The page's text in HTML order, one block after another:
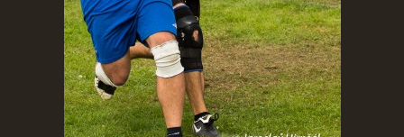
© 2026 eStránky.cz